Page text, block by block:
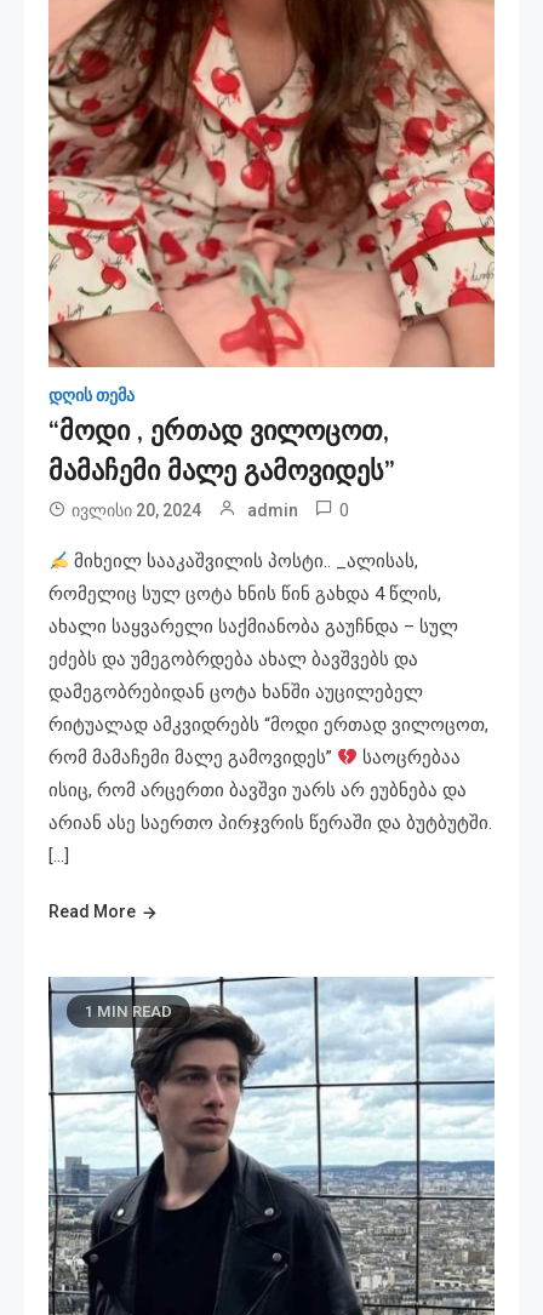
დღის თემა
“მოდი , ერთად ვილოცოთ,
მამაჩემი მალე გამოვიდეს”
ივლისი 20, 2024 admin 0
მიხეილ სააკაშვილის პოსტი.. _ალისას,
რომელიც სულ ცოტა ხნის წინ გახდა 4 წლის,
ახალი საყვარელი საქმიანობა გაუჩნდა – სულ
ეძებს და უმეგობრდება ახალ ბავშვებს და
დამეგობრებიდან ცოტა ხანში აუცილებელ
რიტუალად ამკვიდრებს “მოდი ერთად ვილოცოთ,
რომ მამაჩემი მალე გამოვიდეს”
საოცრებაა
ისიც, რომ არცერთი ბავშვი უარს არ ეუბნება და
არიან ასე საერთო პირჯვრის წერაში და ბუტბუტში.
[…]
Read More
1 MIN READ